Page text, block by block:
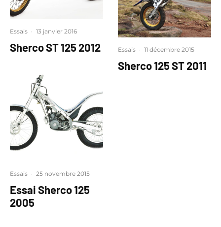
Essais · 13 janvier 2016
Sherco ST 125 2012
Essais · 25 novembre 2015
Essai Sherco 125
2005
Essais · 11 décembre 2015
Sherco 125 ST 2011